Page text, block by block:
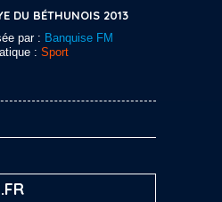
DU BÉTHUNOIS 2013
par : Banquise FM
: Sport